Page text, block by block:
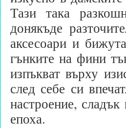
Тази така
донякъде
аксесоари и
гънките на фини
изпъкват върху
след себе си
настроение,
епоха.